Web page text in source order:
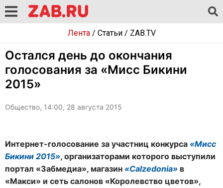
Лента/ Статьи/ ZAB.TV
Остался день до окончания
голосования за «Мисс Бикини
2015»
Общество, 14:00, 28 августа 2015
Интернет-голосование за участниц конкурса «Мисс
Бикини 2015», организаторами которого выступили
портал «Забмедиа», магазин «Calzedonia» в
«Макси» и сеть салонов «Королевство цветов»,